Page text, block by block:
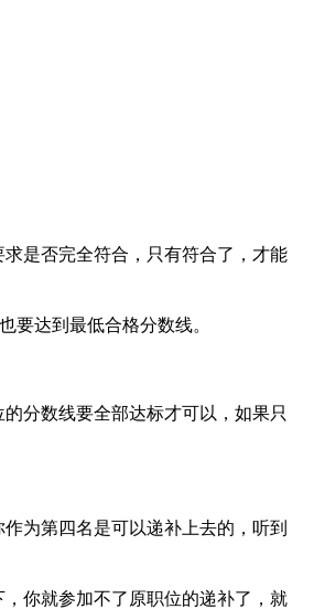
是否完全符合，只有符合了，才能
达到最低合格分数线。
分数线要全部达标才可以，如果只
为第四名是可以递补上去的，听到
你就参加不了原职位的递补了，就